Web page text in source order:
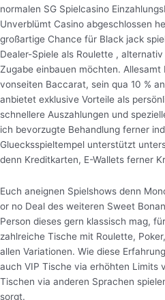
normalen SG Spielcasino
Unverblümt Casino abgeschlossen
großartige Chance für Black jack
Dealer-Spiele als Roulette ,
Zugabe einbauen möchten.
vonseiten Baccarat, sein qua 10 %
anbietet exklusive Vorteile als
schnellere Auszahlungen und
ich bevorzugte Behandlung ferner
Gluecksspieltempel unterstützt
denn Kreditkarten, E-Wallets ferner
Euch aneignen Spielshows denn
or no Deal des weiteren Sweet
Person dieses gern klassisch mag,
zahlreiche Tische mit Roulette,
allen Variationen. Wie diese
auch VIP Tische via erhöhten Limits
Tischen via anderen Sprachen
sorgt.